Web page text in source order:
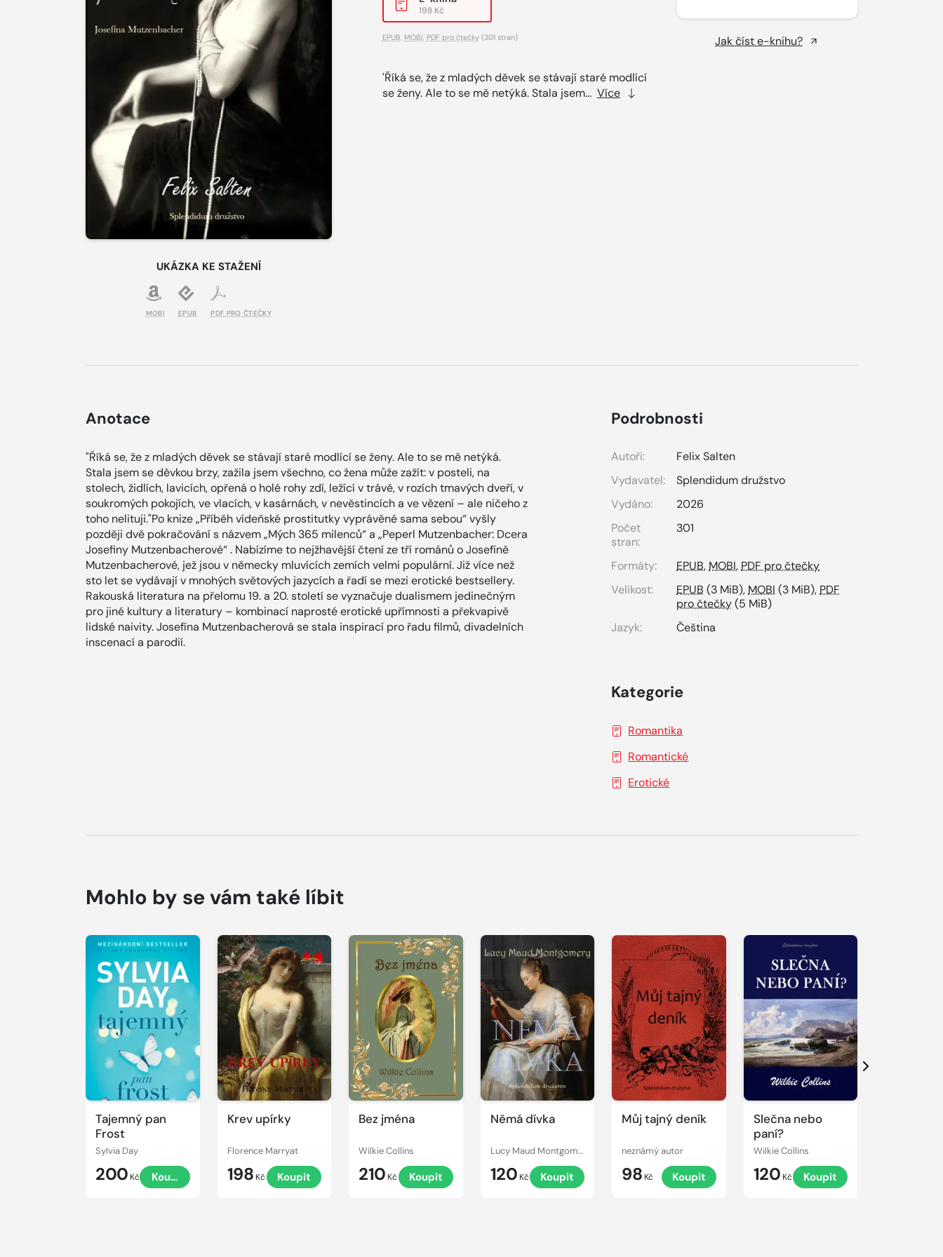
UKÁZKA KE STAŽENÍ
MOBI EPUB PDF PRO ČTEČKY
198 Kč
EPUB MOBI PDF pro čtečky(301 stran)
'Říká se, že z mladých děvek se stávají staré modlící
se ženy. Ale to se mě netýká. Stala jsem... Více
Jak číst e-knihu?
Anotace
"Říká se, že z mladých děvek se stávají staré modlící se ženy. Ale to se mě netýká.
Stala jsem se děvkou brzy, zažila jsem všechno, co žena může zažít: v posteli, na
stolech, židlích, lavicích, opřená o holé rohy zdí, ležící v trávě, v rozích tmavých dveří, v
soukromých pokojích, ve vlacích, v kasárnách, v nevěstincích a ve vězení – ale ničeho z
toho nelituji."Po knize „Příběh vídeňské prostitutky vyprávěné sama sebou“ vyšly
později dvě pokračování s názvem „Mých 365 milenců“ a „Peperl Mutzenbacher: Dcera
Josefiny Mutzenbacherové“ . Nabízíme to nejžhavější čtení ze tří románů o Josefíně
Mutzenbacherové, jež jsou v německy mluvících zemích velmi populární. Již více než
sto let se vydávají v mnohých světových jazycích a řadí se mezi erotické bestsellery.
Rakouská literatura na přelomu 19. a 20. století se vyznačuje dualismem jedinečným
pro jiné kultury a literatury – kombinací naprosté erotické upřímnosti a překvapivě
lidské naivity. Josefína Mutzenbacherová se stala inspirací pro řadu filmů, divadelních
inscenací a parodií.
Podrobnosti
Autoři:
Felix Salten
Vydavatel:
Splendidum družstvo
Vydáno:
2026
Počet
stran:
301
Formáty: EPUB, MOBI, PDF pro čtečky
Velikost:
EPUB (3 MiB), MOBI (3 MiB), PDF
pro čtečky(5 MiB)
Jazyk:
Čeština
Kategorie
Romantika
Romantické
Erotické
Mohlo by se vám také líbit
Tajemný pan
Frost
Sylvia Day
200 Kč Koupit
Krev upírky
Florence Marryat
198 Kč Koupit
Bez jména
Wilkie Collins
210 Kč Koupit
Němá dívka
Lucy Maud Montgomery
120 Kč Koupit
Můj tajný deník
neznámý autor
98 Kč Koupit
Slečna nebo
paní?
Wilkie Collins
120 Kč Koupit
Další